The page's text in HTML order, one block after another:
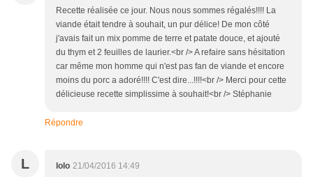
Recette réalisée ce jour. Nous nous sommes régalés!!!! La
viande était tendre à souhait, un pur délice! De mon côté
j'avais fait un mix pomme de terre et patate douce, et ajouté
du thym et 2 feuilles de laurier.<br /> A refaire sans hésitation
car même mon homme qui n'est pas fan de viande et encore
moins du porc a adoré!!!! C'est dire...!!!!<br /> Merci pour cette
délicieuse recette simplissime à souhait!<br /> Stéphanie
Répondre
L lolo 21/04/2016 14:49